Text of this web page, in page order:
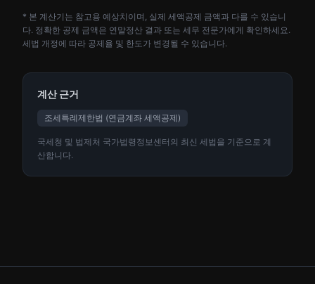
* 본 계산기는 참고용 예상치이며, 실제 세액공제 금액과 다를 수 있습니
다. 정확한 공제 금액은 연말정산 결과 또는 세무 전문가에게 확인하세요.
세법 개정에 따라 공제율 및 한도가 변경될 수 있습니다.
계산 근거
조세특례제한법 (연금계좌 세액공제)
국세청 및 법제처 국가법령정보센터의 최신 세법을 기준으로 계
산합니다.